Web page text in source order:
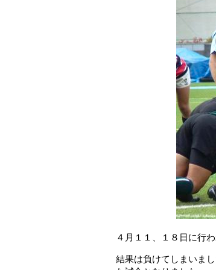
４月１１、１８日に行
結果は負けてしまいま